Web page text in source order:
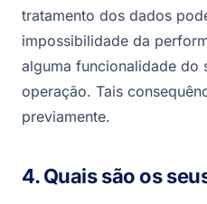
tratamento dos dados
impossibilidade da
alguma funcionalidade do
operação. Tais
previamente.
4. Quais são os